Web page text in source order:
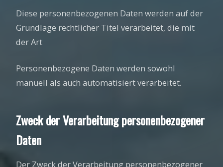
Diese personenbezogenen Daten werden auf der
Grundlage rechtlicher Titel verarbeitet, die mit
der Art
Personenbezogene Daten werden sowohl
manuell als auch automatisiert verarbeitet.
Zweck der Verarbeitung personenbezogener
Daten
Der Zweck der Verarbeitung personenbezogener